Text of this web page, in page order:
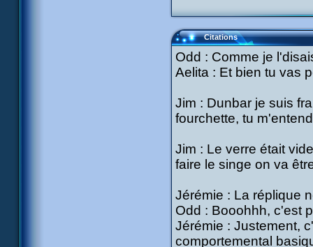
Citations
Odd : Comme je
Aelita : Et bien tu vas
Jim : Dunbar je suis
fourchette, tu
Jim : Le verre était
faire le singe on va
Jérémie : La réplique
Odd : Booohhh, c'est
Jérémie : Justement,
comportemental